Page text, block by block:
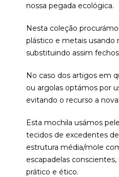
nossa pegada ecológica.
Nesta coleção
plástico e metais usando
substituindo assim
No caso dos artigos em
ou argolas optámos por
evitando o recurso a
Esta mochila usámos
tecidos de excedentes
estrutura média/mole
escapadelas
prático e ético.